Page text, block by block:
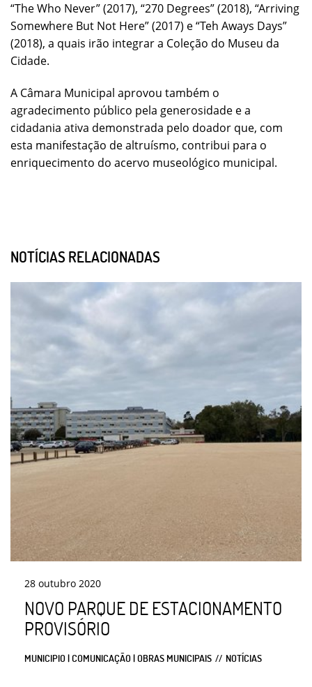
“The Who Never” (2017), “270 Degrees” (2018), “Arriving
Somewhere But Not Here” (2017) e “Teh Aways Days”
(2018), a quais irão integrar a Coleção do Museu da
Cidade.
A Câmara Municipal aprovou também o
agradecimento público pela generosidade e a
cidadania ativa demonstrada pelo doador que, com
esta manifestação de altruísmo, contribui para o
enriquecimento do acervo museológico municipal.
NOTÍCIAS RELACIONADAS
28 outubro 2020
NOVO PARQUE DE ESTACIONAMENTO
PROVISÓRIO
MUNICIPIO | COMUNICAÇÃO | OBRAS MUNICIPAIS NOTÍCIAS